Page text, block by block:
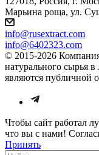
Марьина роща, ул.
info@rusextract.com
info@6402323.com
© 2015-2026
натурального сырья
являются публичной
Чтобы сайт работал
что вы с нами!
Принять